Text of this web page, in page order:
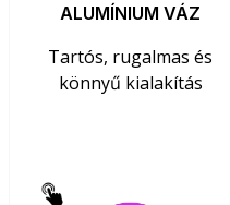
ALUMÍNIUM VÁZ
Tartós, rugalmas és
könnyű kialakítás